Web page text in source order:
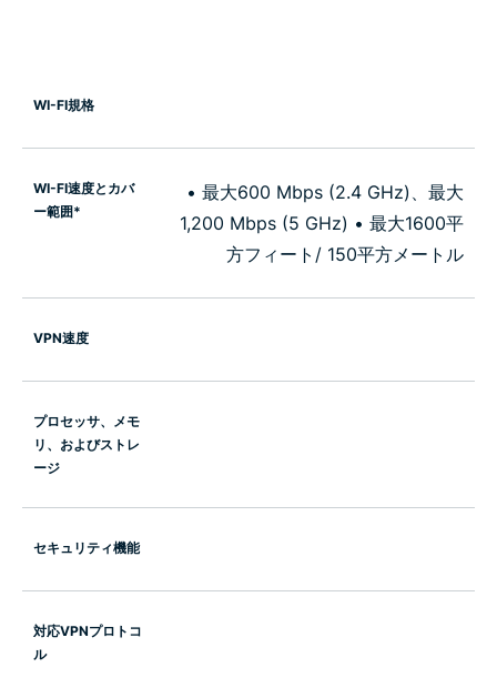
WI-FI規格
WI-FI速度とカバ
ー範囲*
• 最大600 Mbps (2.4 GHz)、最大
1,200 Mbps (5 GHz) • 最大1600平
方フィート/ 150平方メートル
VPN速度
プロセッサ、メモ
リ、およびストレ
ージ
セキュリティ機能
対応VPNプロトコ
ル